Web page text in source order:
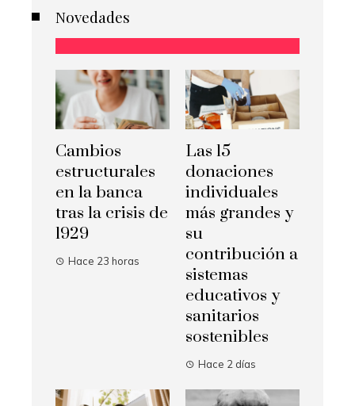
Novedades
Cambios
estructurales
en la banca
tras la crisis de
1929
Hace 23 horas
Las 15
donaciones
individuales
más grandes y
su
contribución a
sistemas
educativos y
sanitarios
sostenibles
Hace 2 días